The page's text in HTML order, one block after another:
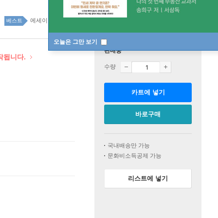
오늘은 그만 보기
베스트 에세이 top20 1주
됩니다.
판매중
수량
카트에 넣기
바로구매
국내배송만 가능
문화비소득공제 가능
리스트에 넣기